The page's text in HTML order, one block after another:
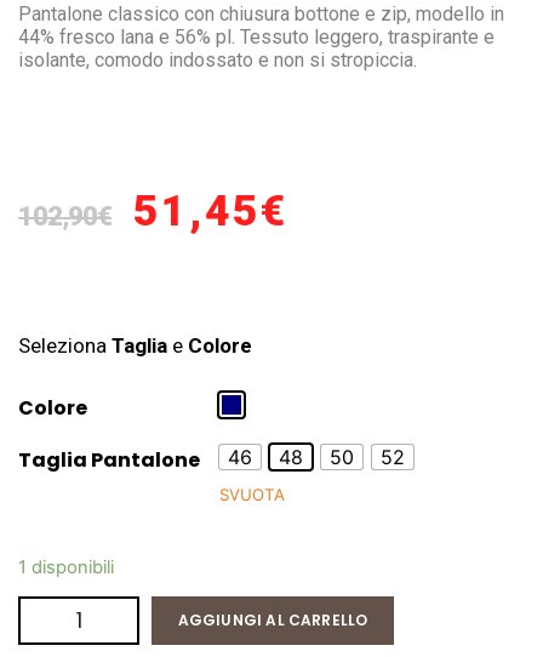
Pantalone classico con chiusura bottone e zip, modello in
44% fresco lana e 56% pl. Tessuto leggero, traspirante e
isolante, comodo indossato e non si stropiccia.
102,90€ 51,45€
Seleziona Taglia e Colore
Colore
Taglia Pantalone
46 48 50 52
SVUOTA
1 disponibili
AGGIUNGI AL CARRELLO